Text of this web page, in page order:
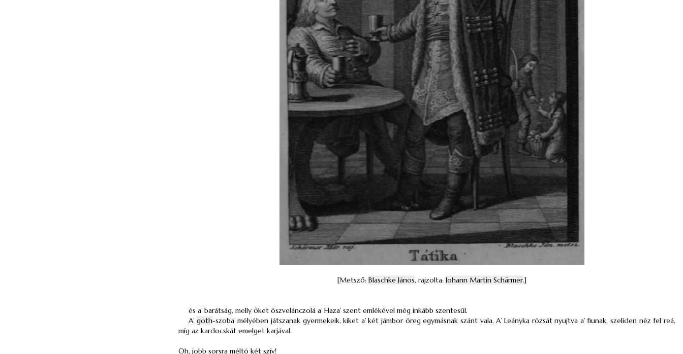
[Metsző: Blaschke János, rajzolta: Johann Martin Schärmer.]
és a’ barátság, melly őket öszvelánczolá a’ Haza’ szent emlékével még inkább szentesűl.
A’ goth-szoba’ mélyében játszanak gyermekeik, kiket a’ két jámbor öreg egymásnak szánt vala. A’ Leányka rózsát nyujtva a’ fiunak, szelíden néz fel reá,
míg az kardocskát emelget karjával.
Oh, jobb sorsra méltó két szív!